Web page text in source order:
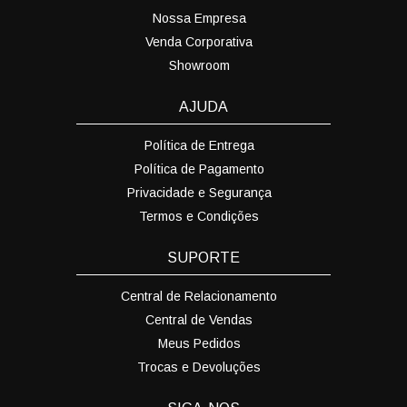
Nossa Empresa
Venda Corporativa
Showroom
AJUDA
Política de Entrega
Política de Pagamento
Privacidade e Segurança
Termos e Condições
SUPORTE
Central de Relacionamento
Central de Vendas
Meus Pedidos
Trocas e Devoluções